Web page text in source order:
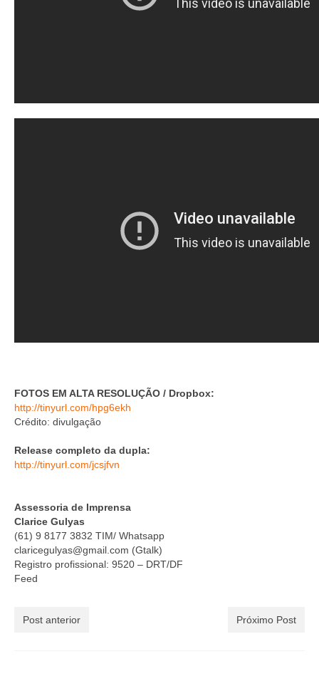
FOTOS EM ALTA RESOLUÇÃO / Dropbox:
http://tinyurl.com/hpg6ekh
Crédito: divulgação
Release completo da dupla:
http://tinyurl.com/jcsjfvn
Assessoria de Imprensa
Clarice Gulyas
(61) 9 8177 3832 TIM/ Whatsapp
claricegulyas@gmail.com (Gtalk)
Registro profissional: 9520 – DRT/DF
Feed
Post anterior Próximo Post